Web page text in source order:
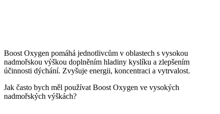
Boost Oxygen pomáhá jednotlivcům v oblastech s vysokou
nadmořskou výškou doplněním hladiny kyslíku a zlepšením
účinnosti dýchání. Zvyšuje energii, koncentraci a vytrvalost.
Jak často bych měl používat Boost Oxygen ve vysokých
nadmořských výškách?